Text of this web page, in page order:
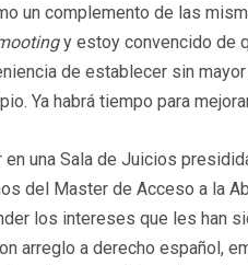
un complemento de las
y estoy convencido de
de establecer sin
Ya habrá tiempo para
en una Sala de Juicios
del Master de Acceso a la
los intereses que les han
arreglo a derecho español,